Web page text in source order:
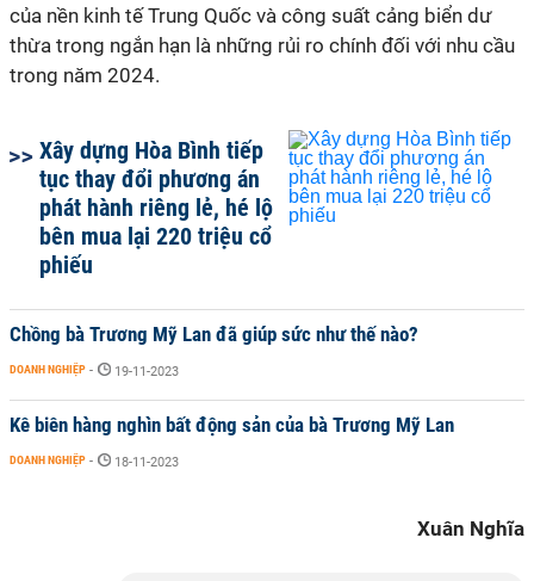
của nền kinh tế Trung Quốc và công suất cảng biển dư
thừa trong ngắn hạn là những rủi ro chính đối với nhu cầu
trong năm 2024.
Xây dựng Hòa Bình tiếp
tục thay đổi phương án
phát hành riêng lẻ, hé lộ
bên mua lại 220 triệu cổ
phiếu
Chồng bà Trương Mỹ Lan đã giúp sức như thế nào?
DOANH NGHIỆP - 19-11-2023
Kê biên hàng nghìn bất động sản của bà Trương Mỹ Lan
DOANH NGHIỆP - 18-11-2023
Xuân Nghĩa